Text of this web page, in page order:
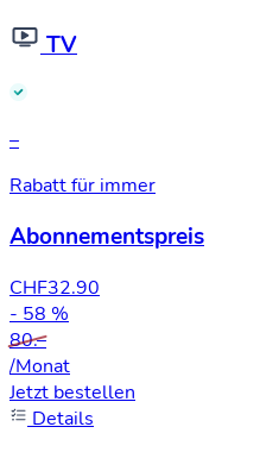
TV
–
Rabatt für immer
Abonnementspreis
CHF32.90
- 58 %
80.–
/Monat
Jetzt bestellen
Details